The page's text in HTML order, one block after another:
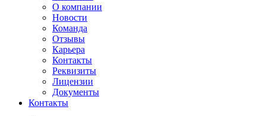
О компании
Новости
Команда
Отзывы
Карьера
Контакты
Реквизиты
Лицензии
Документы
Контакты